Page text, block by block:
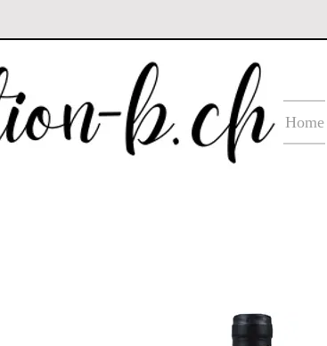
Home